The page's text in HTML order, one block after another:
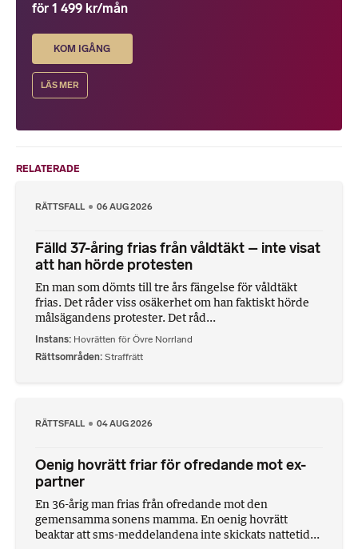
för 1 499 kr/mån
KOM IGÅNG
LÄS MER
RELATERADE
RÄTTSFALL 06 AUG 2026
Fälld 37-åring frias från våldtäkt – inte visat
att han hörde protesten
En man som dömts till tre års fängelse för våldtäkt
frias. Det råder viss osäkerhet om han faktiskt hörde
målsägandens protester. Det råd...
Instans Hovrätten för Övre Norrland
Rättsområden Straffrätt
RÄTTSFALL 04 AUG 2026
Oenig hovrätt friar för ofredande mot ex-
partner
En 36-årig man frias från ofredande mot den
gemensamma sonens mamma. En oenig hovrätt
beaktar att sms-meddelandena inte skickats nattetid...